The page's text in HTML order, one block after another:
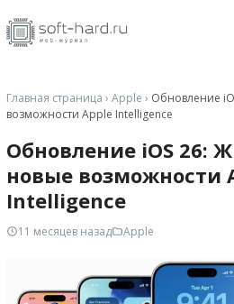
Главная страница › Apple › Обновление
возможности Apple Intelligence
Обновление iOS 26:
новые возможности
Intelligence
11 месяцев назад Apple